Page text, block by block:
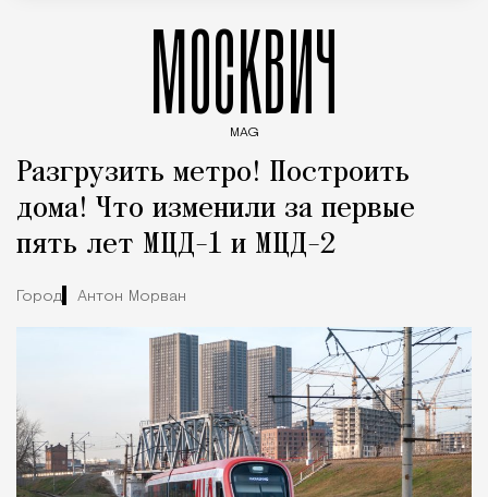
МОСКВИЧ
MAG
Разгрузить метро! Построить
дома! Что изменили за первые
пять лет МЦД-1 и МЦД-2
Город Антон Морван